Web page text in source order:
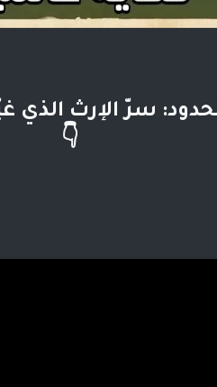
سرّ الإرث الذي
👇